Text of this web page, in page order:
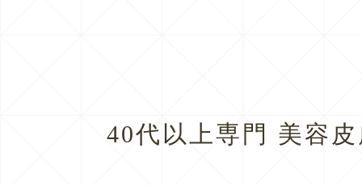
40代以上専門 美容